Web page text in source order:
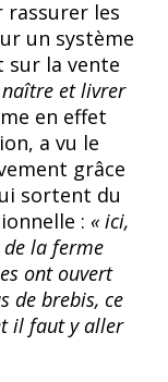
rassurer les
un système
sur la vente
et livrer
en effet
a vu le
grâce
sortent du
: « ici,
de la ferme
ont ouvert
de brebis, ce
il faut y aller